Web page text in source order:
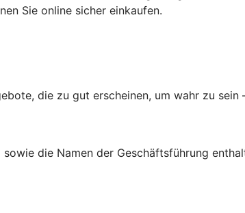
Sie online sicher einkaufen.
die zu gut erscheinen, um wahr zu
die Namen der Geschäftsführung